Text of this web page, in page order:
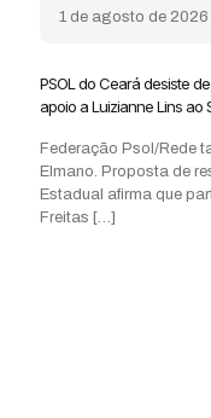
1 de agosto de 2026
PSOL do Ceará desiste
apoio a Luizianne Lins ao
Federação Psol/Rede
Elmano. Proposta de
Estadual afirma que
Freitas […]